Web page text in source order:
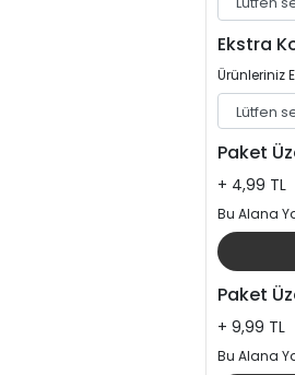
Ekstra
Ürünleriniz
Paket
+ 4,99 TL
Bu Alana
Paket
+ 9,99 TL
Bu Alana